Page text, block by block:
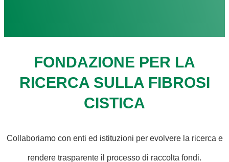
FONDAZIONE PER LA
RICERCA SULLA FIBROSI
CISTICA
Collaboriamo con enti ed istituzioni per evolvere la ricerca e
rendere trasparente il processo di raccolta fondi.